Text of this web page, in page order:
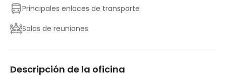
Principales enlaces de transporte
Salas de reuniones
Descripción de la oficina